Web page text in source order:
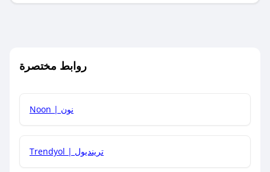
روابط مختصرة
Noon | نون
Trendyol | ترينديول